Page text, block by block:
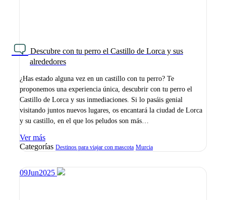
Descubre con tu perro el Castillo de Lorca y sus
alrededores
¿Has estado alguna vez en un castillo con tu perro? Te
proponemos una experiencia única, descubrir con tu perro el
Castillo de Lorca y sus inmediaciones. Si lo pasáis genial
visitando juntos nuevos lugares, os encantará la ciudad de Lorca
y su castillo, en el que los peludos son más…
Ver más
Categorías Destinos para viajar con mascota Murcia
09Jun2025